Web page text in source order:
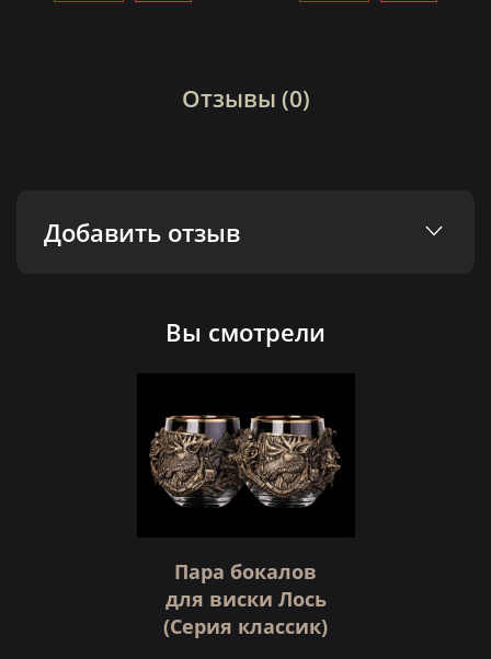
Отзывы (0)
Добавить отзыв
Вы смотрели
Пара бокалов
для виски Лось
(Серия классик)